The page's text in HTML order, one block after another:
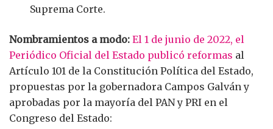
Suprema Corte.
Nombramientos a modo: El 1 de junio de 2022, el
Periódico Oficial del Estado publicó reformas al
Artículo 101 de la Constitución Política del Estado,
propuestas por la gobernadora Campos Galván y
aprobadas por la mayoría del PAN y PRI en el
Congreso del Estado: